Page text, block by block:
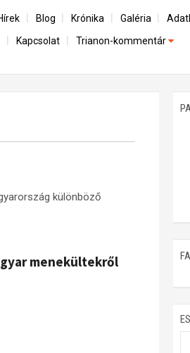
társadalom
működéséről
Blog Krónika Galéria
Kapcsolat Trianon-kommentár
különböző
menekültekről